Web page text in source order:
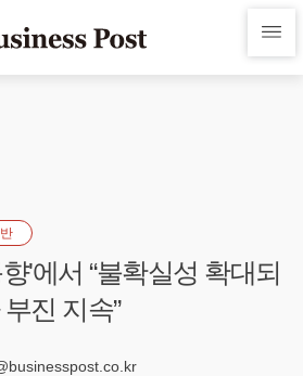
'에서 “불확실성 확대되
진 지속”